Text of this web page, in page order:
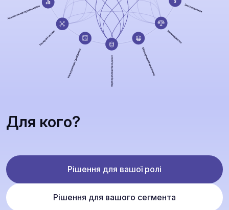
Для кого?
Рішення для вашої ролі
Рішення для вашого сегмента